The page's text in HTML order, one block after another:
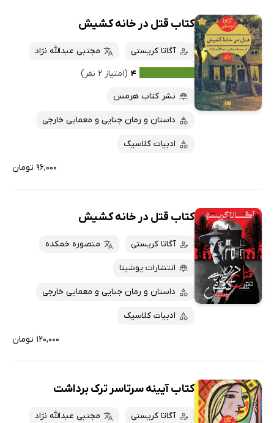
کتاب قتل در خانه کشیش
آگاتا کریستی
مجتبی عبدالله نژاد
۴ (امتیاز ۲ نفر)
نشر کتاب هرمس
داستان و رمان جنایی و معمایی خارجی
ادبیات کلاسیک
۹۶,۰۰۰ تومان
کتاب قتل در خانه کشیش
آگاتا کریستی منصوره خمکده
انتشارات یوشیتا
داستان و رمان جنایی و معمایی خارجی
ادبیات کلاسیک
۱۲۰,۰۰۰ تومان
کتاب آیینه سرتاسر ترک برداشت
آگاتا کریستی
مجتبی عبدالله نژاد